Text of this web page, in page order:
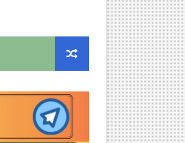
செயல்முறைகள் வெளியீடு!
- நிகழ்ச்சி நிரல் மற்றும் முக்கிய